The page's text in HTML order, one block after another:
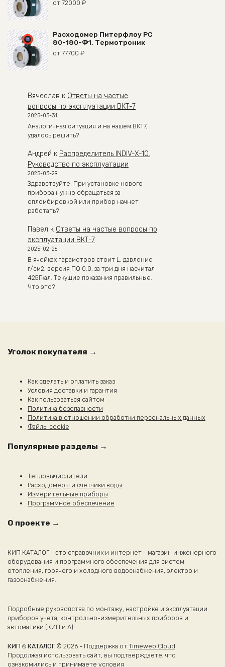
от 72000 ₽
Расходомер Питерфлоу РС
80-180-Ф1, Термотроник
от 77700 ₽
Вячеслав к Ответы на частые
вопросы по эксплуатации ВКТ-7
2025-03-31
Аналогичная ситуация и на нашем ВКТ7,
удалось решить?
Андрей к Распределитель INDIV-X-10.
Руководство по эксплуатации
2025-03-29
Здравствуйте. При установке нового
прибора нужно обращаться за
опломбировкой или прибор начнет
работать?
Павел к Ответы на частые вопросы по
эксплуатации ВКТ-7
2025-02-26
В ячейках параметров стоит L, давление
г/см2, версия ПО 0.0, за три дня насчитал
425Гкал. Текущие показания правильные.
Что это?…
Уголок покупателя →
Как сделать и оплатить заказ
Условия доставки и гарантия
Как пользоваться сайтом
Политика безопасности
Политика в отношении обработки персональных данных
Файлы cookie
Популярные разделы →
Тепловычислители
Расходомеры и счетчики воды
Измерительные приборы
Программное обеспечение
О проекте →
КИП КАТАЛОГ - это справочник и интернет - магазин инженерного
оборудования и программного обеспечения для систем
отопления, горячего и холодного водоснабжения, электро и
газоснабжения.
Подробные руководства по монтажу, настройке и эксплуатации
приборов учёта, контрольно-измерительных приборов и
автоматики (КИП и А).
КИП ⎋ КАТАЛОГ© 2026 - Поддержка от Timeweb.Cloud
Продолжая использовать сайт, вы подтверждаете, что
ознакомились и принимаете условия